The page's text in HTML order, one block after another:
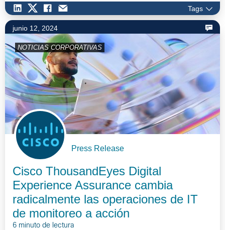
Tags
junio 12, 2024
NOTICIAS CORPORATIVAS
Press Release
Cisco ThousandEyes Digital
Experience Assurance cambia
radicalmente las operaciones de IT
de monitoreo a acción
6 minuto de lectura